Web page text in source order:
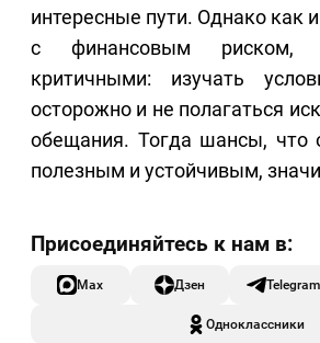
интересные пути. Однако как
с финансовым риском,
критичными: изучать
осторожно и не полагаться
обещания. Тогда шансы, что
полезным и устойчивым,
Max Дзен Telegram
Одноклассники